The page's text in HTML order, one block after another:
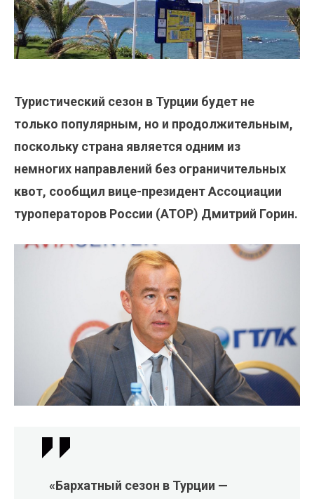
Туристический сезон в Турции будет не
только популярным, но и продолжительным,
поскольку страна является одним из
немногих направлений без ограничительных
квот, сообщил вице-президент Ассоциации
туроператоров России (АТОР) Дмитрий Горин.
«Бархатный сезон в Турции —